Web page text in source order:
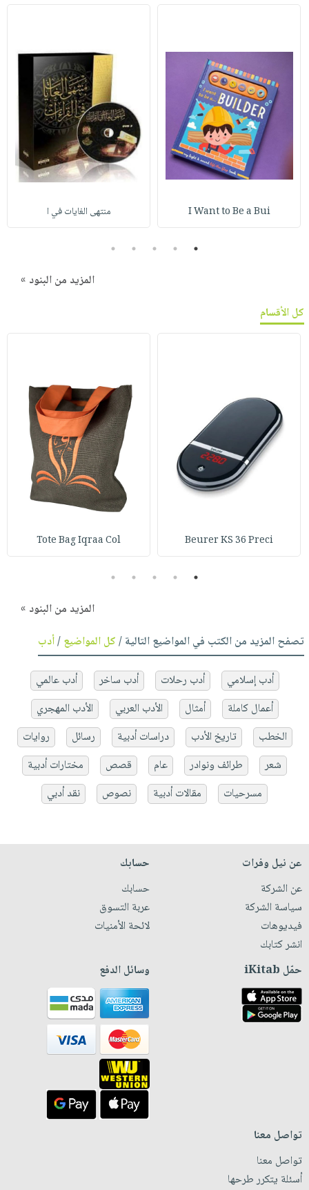
I Want to Be a Bui منتهى الغايات في ا
1
2
3
4
5
المزيد من البنود »
كل الأقسام
Beurer KS 36 Preci
Tote Bag Iqraa Col
1
2
3
4
5
المزيد من البنود »
تصفح المزيد من الكتب في المواضيع التالية /كل المواضيع/أدب
أدب إسلامي أدب رحلات أدب ساخر
أدب عالمي
أعمال كاملة
أمثال الأدب العربي
الأدب المهجري
الخطب
تاريخ الأدب دراسات أدبية رسائل
روايات
شعر
طرائف ونوادر عام قصص
مختارات أدبية
مسرحيات
مقالات أدبية نصوص نقد أدبي
عن نيل وفرات
عن الشركة
سياسة الشركة
فيديوهات
انشر كتابك
حسابك
حسابك
عربة التسوق
لائحة الأمنيات
حمّل iKitab وسائل الدفع
تواصل معنا
تواصل معنا
أسئلة يتكرر طرحها